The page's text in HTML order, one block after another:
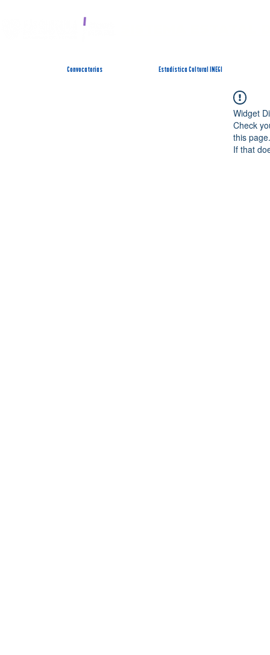
Convocatorias Estadística Cultural INEGI
Widget
Check
this page.
If that